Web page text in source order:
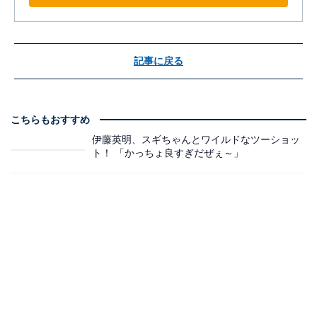
記事に戻る
こちらもおすすめ
伊藤英明、スギちゃんとワイルドなツーショッ
ト！ 「かっちょ良すぎだぜぇ～」